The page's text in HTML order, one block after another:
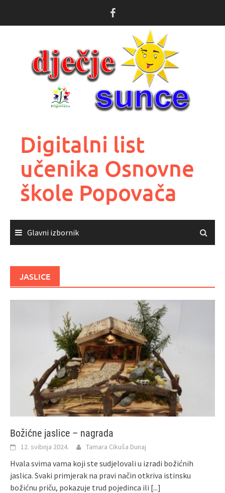
Digitalni list
učenika Osnovne
škole Popovača
Glavni izbornik
JASLICE
Božićne jaslice – nagrada
12. svibnja 2024. Tamara Cikuša Dunaj
Hvala svima vama koji ste sudjelovali u izradi božićnih
jaslica. Svaki primjerak na pravi način otkriva istinsku
božićnu priču, pokazuje trud pojedinca ili [...]